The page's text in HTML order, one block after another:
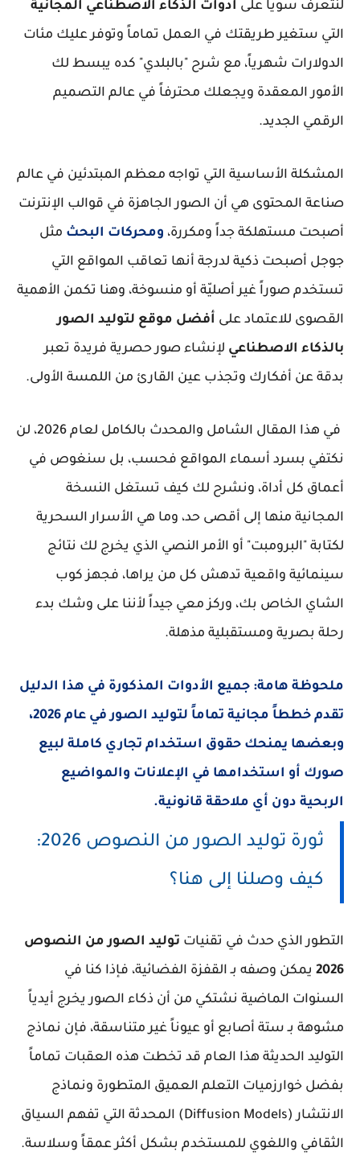
لنتعرف سوياً على أدوات الذكاء الاصطناعي المجانية
التي ستغير طريقتك في العمل تماماً وتوفر عليك مئات
الدولارات شهرياً، مع شرح "بالبلدي" كده يبسط لك
الأمور المعقدة ويجعلك محترفاً في عالم التصميم
الرقمي الجديد.
المشكلة الأساسية التي تواجه معظم المبتدئين في عالم
صناعة المحتوى هي أن الصور الجاهزة في قوالب الإنترنت
أصبحت مستهلكة جداً ومكررة، ومحركات البحث مثل
جوجل أصبحت ذكية لدرجة أنها تعاقب المواقع التي
تستخدم صوراً غير أصليّة أو منسوخة، وهنا تكمن الأهمية
القصوى للاعتماد على أفضل موقع لتوليد الصور
بالذكاء الاصطناعي لإنشاء صور حصرية فريدة تعبر
بدقة عن أفكارك وتجذب عين القارئ من اللمسة الأولى.
في هذا المقال الشامل والمحدث بالكامل لعام 2026، لن
نكتفي بسرد أسماء المواقع فحسب، بل سنغوص في
أعماق كل أداة، ونشرح لك كيف تستغل النسخة
المجانية منها إلى أقصى حد، وما هي الأسرار السحرية
لكتابة "البرومبت" أو الأمر النصي الذي يخرج لك نتائج
سينمائية واقعية تدهش كل من يراها، فجهز كوب
الشاي الخاص بك، وركز معي جيداً لأننا على وشك بدء
رحلة بصرية ومستقبلية مذهلة.
ملحوظة هامة: جميع الأدوات المذكورة في هذا الدليل
تقدم خططاً مجانية تماماً لتوليد الصور في عام 2026،
وبعضها يمنحك حقوق استخدام تجاري كاملة لبيع
صورك أو استخدامها في الإعلانات والمواضيع
الربحية دون أي ملاحقة قانونية.
ثورة توليد الصور من النصوص 2026:
كيف وصلنا إلى هنا؟
التطور الذي حدث في تقنيات توليد الصور من النصوص
2026 يمكن وصفه بـ القفزة الفضائية، فإذا كنا في
السنوات الماضية نشتكي من أن ذكاء الصور يخرج أيدياً
مشوهة بـ ستة أصابع أو عيوناً غير متناسقة، فإن نماذج
التوليد الحديثة هذا العام قد تخطت هذه العقبات تماماً
بفضل خوارزميات التعلم العميق المتطورة ونماذج
الانتشار (Diffusion Models) المحدثة التي تفهم السياق
الثقافي واللغوي للمستخدم بشكل أكثر عمقاً وسلاسة.